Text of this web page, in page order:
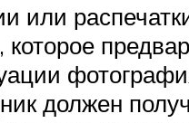
или
должен